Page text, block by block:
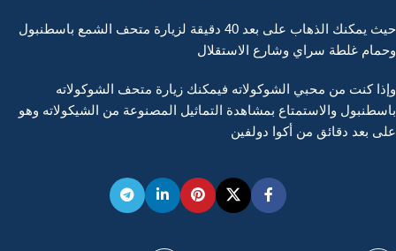
حيث يمكنك الذهاب على بعد 40 دقيقة لزيارة متحف الشمع باسطنبول
وحمام غلطة سراي وشارع الاستقلال
وإذا كنت من محبي الشوكولاته فيمكنك زيارة متحف الشوكولاته
باسطنبول والاستمتاع بمشاهدة التماثيل المصنوعة من الشيكولاته وهو
على بعد دقائق من أكوا دولفين